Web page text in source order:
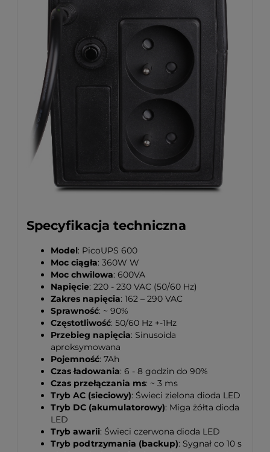
Specyfikacja techniczna
Model: PicoUPS 600
Moc ciągła: 360W W
Moc chwilowa: 600VA
Napięcie: 220 - 230 VAC (50/60 Hz)
Zakres napięcia: 162 – 290 VAC
Sprawność: ~ 90%
Częstotliwość: 50/60 Hz +-1Hz
Przebieg napięcia: Sinusoida
aproksymowana
Pojemność: 7Ah
Czas ładowania: 6 - 8 godzin do 90%
Czas przełączania ms: ~ 3 ms
Tryb AC (sieciowy): Świeci zielona dioda LED
Tryb DC (akumulatorowy): Miga żółta dioda
LED
Tryb awarii: Świeci czerwona dioda LED
Tryb podtrzymania (backup): Sygnał co 10 s